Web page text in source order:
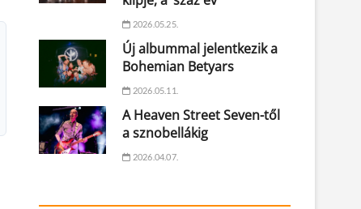
2026.05.25.
Új albummal jelentkezik a
Bohemian Betyars
2026.05.11.
A Heaven Street Seven-től
a sznobellákig
2026.04.07.